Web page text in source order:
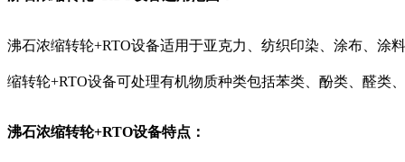
沸石浓缩转轮+RTO设备适用于亚克力、纺织印染、涂布、涂
缩转轮+RTO设备可处理有机物质种类包括苯类、酚类、醛类
沸石浓缩转轮+RTO设备特点：